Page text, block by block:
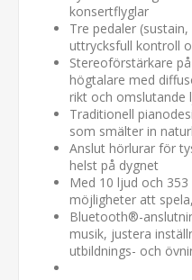
konsertflyglar
Tre pedaler
uttrycksfull kontroll
Stereoförstärkare
högtalare med
rikt och omslutande
Traditionell
som smälter in
Anslut hörlurar för
helst på dygnet
Med 10 ljud och
möjligheter att
Bluetooth®-
musik, justera
utbildnings- och